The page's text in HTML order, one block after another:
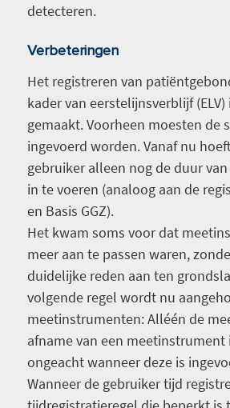
detecteren.
Verbeteringen
Het registreren van
kader van eerstelijnsverblijf
gemaakt. Voorheen moesten de
ingevoerd worden. Vanaf nu
gebruiker alleen nog de duur
in te voeren (analoog aan de
en Basis GGZ).
Het kwam soms voor dat
meer aan te passen waren,
duidelijke reden aan ten
volgende regel wordt nu
meetinstrumenten: Alléén de
afname van een meetinstrument
ongeacht wanneer deze is
Wanneer de gebruiker tijd